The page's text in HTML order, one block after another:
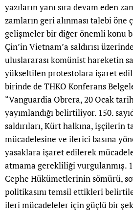
yazıların yanı sıra devam eden
zamların geri alınması talebi öne
gelişmeler bir diğer önemli konu
Çin’in Vietnam’a saldırısı
uluslararası komünist hareketin
yükseltilen protestolara işaret
birinde de THKO Konferans
“Vanguardia Obrera, 20 Ocak
yayımlandığı belirtiliyor. 150.
saldırıları, Kürt halkına, işçilerin
mücadelesine ve ilerici basına
yasaklara işaret edilerek
atmama gerekliliği vurgulanmış.
Cephe Hükümetlerinin sömürü,
politikasını temsil ettikleri
ileri mücadeleler için güçlü bir